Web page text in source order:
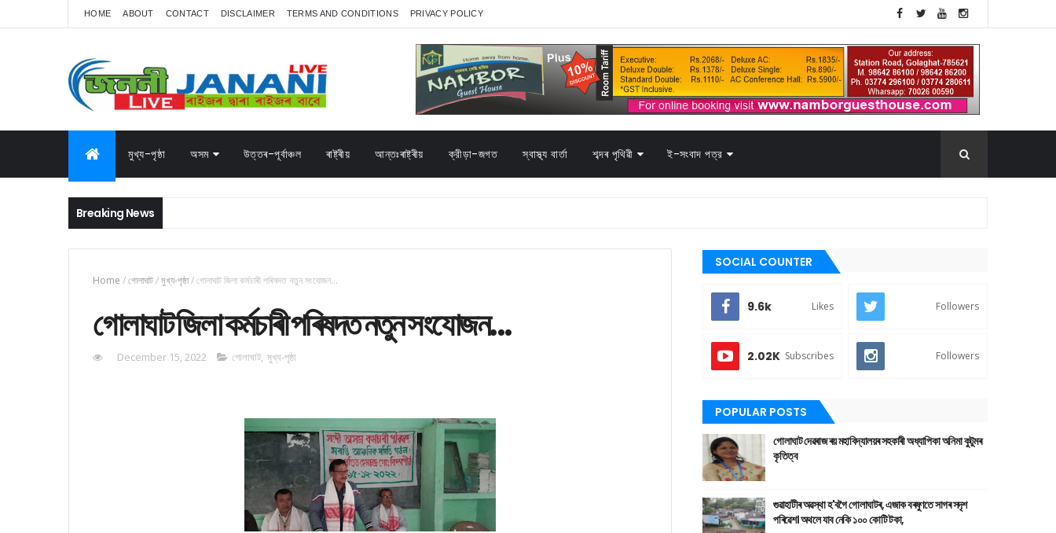
HOME ABOUT CONTACT DISCLAIMER TERMS AND CONDITIONS PRIVACY POLICY
মুখ্য-পৃষ্ঠা অসম উত্তৰ-পূৰ্বাঞ্চল ৰাষ্ট্ৰীয় আন্তঃৰাষ্ট্ৰীয় ক্রীড়া-জগত স্বাস্থ্য বাৰ্তা শব্দৰ পৃথিৱী ই-সংবাদ পত্র
Breaking News
Home /গোলাঘাট/মুখ্য-পৃষ্ঠা/গোলাঘাট জিলা কৰ্মচাৰী পৰিষদত নতুন সংযোজন...
গোলাঘাট জিলা কৰ্মচাৰী পৰিষদত নতুন সংযোজন...
December 15, 2022 গোলাঘাট, মুখ্য-পৃষ্ঠা
SOCIAL COUNTER
9.6k Likes Followers
2.02K Subscribes Followers
POPULAR POSTS
গোলাঘাট দেৱৰাজ ৰয় মহাবিদ্যালয়ৰ সহকাৰী অধ্যাপিকা অনিমা কুটুমৰ
কৃতিত্ব
গুৱাহাটীৰ অৱস্থা হ'বগৈ গোলাঘাটৰ, এজাক বৰষুণতে সাগৰ সদৃশ
পৰিৱেশ। অথলে যাব নেকি ১০০ কোটি টকা,